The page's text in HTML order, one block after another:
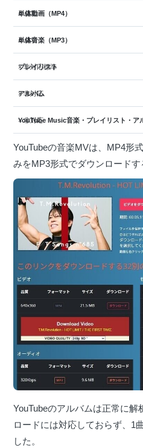
単体動画（MP4）
○ 成功
単体音楽（MP3）
○ 成功
プレイリスト
× 非対応標準
アルバム
× 非対応
YouTube Music音楽・プレイリスト・ア
× 非対応
YouTubeの音楽MVは、MP4形
みをMP3形式でダウンロードす
YouTubeのアルバムは正常に
ロードには対応しておらず、1
した。